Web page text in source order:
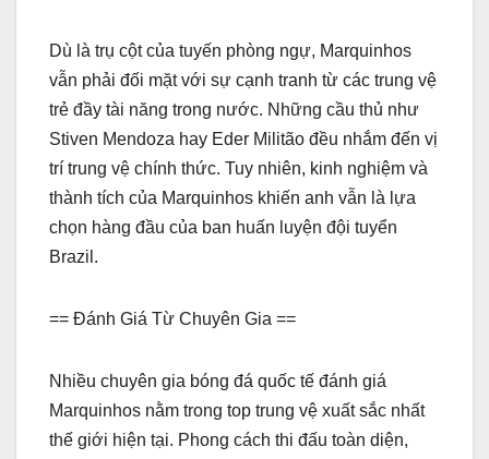
Dù là trụ cột của tuyến phòng ngự, Marquinhos
vẫn phải đối mặt với sự cạnh tranh từ các trung vệ
trẻ đầy tài năng trong nước. Những cầu thủ như
Stiven Mendoza hay Eder Militão đều nhắm đến vị
trí trung vệ chính thức. Tuy nhiên, kinh nghiệm và
thành tích của Marquinhos khiến anh vẫn là lựa
chọn hàng đầu của ban huấn luyện đội tuyển
Brazil.
== Đánh Giá Từ Chuyên Gia ==
Nhiều chuyên gia bóng đá quốc tế đánh giá
Marquinhos nằm trong top trung vệ xuất sắc nhất
thế giới hiện tại. Phong cách thi đấu toàn diện,